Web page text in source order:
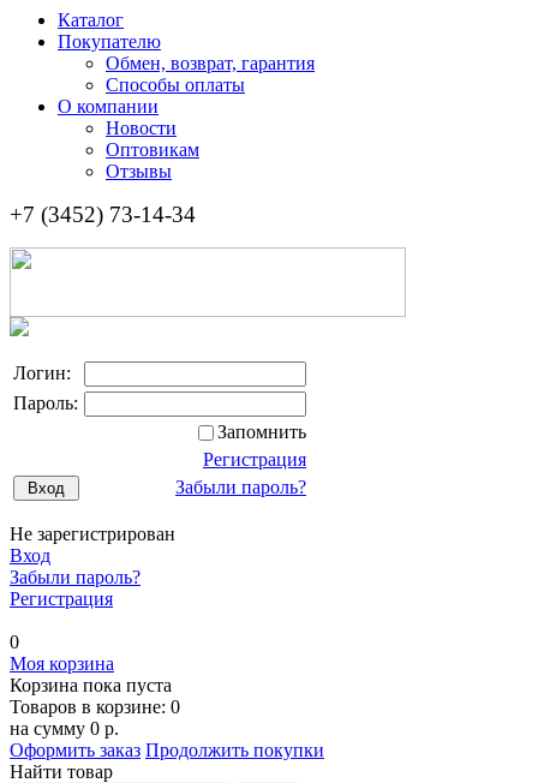
Каталог
Покупателю
Обмен, возврат, гарантия
Способы оплаты
О компании
Новости
Оптовикам
Отзывы
+7 (3452) 73-14-34
Логин:
Пароль:
Запомнить
Регистрация
Забыли пароль?
Не зарегистрирован
Вход
Забыли пароль?
Регистрация
0
Моя корзина
Корзина пока пуста
Товаров в корзине: 0
на сумму 0 р.
Оформить заказ Продолжить покупки
Найти товар